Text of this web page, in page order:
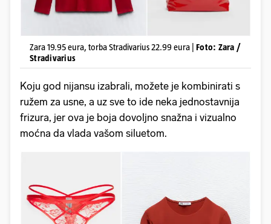
Zara 19.95 eura, torba Stradivarius 22.99 eura | Foto: Zara /
Stradivarius
Koju god nijansu izabrali, možete je kombinirati s
ružem za usne, a uz sve to ide neka jednostavnija
frizura, jer ova je boja dovoljno snažna i vizualno
moćna da vlada vašom siluetom.